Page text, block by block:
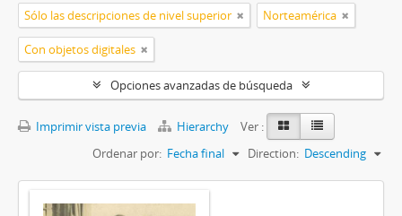
Sólo las descripciones de nivel superior Norteamérica
Con objetos digitales
Opciones avanzadas de búsqueda
Imprimir vista previa Hierarchy
Ver :
Ordenar por: Fecha final Direction: Descending